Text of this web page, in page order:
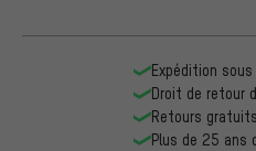
Expédition
Droit de retour
Retours gratuits
Plus de 25 ans